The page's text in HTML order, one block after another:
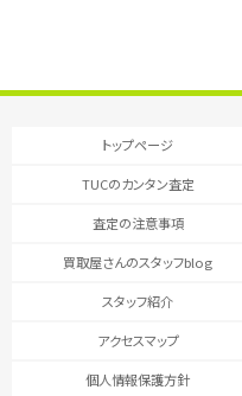
トップページ
TUCのカンタン査定
査定の注意事項
買取屋さんのスタッフblog
スタッフ紹介
アクセスマップ
個人情報保護方針